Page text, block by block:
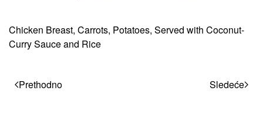
Chicken Breast, Carrots, Potatoes, Served with Coconut-
Curry Sauce and Rice
Prethodno Sledeće